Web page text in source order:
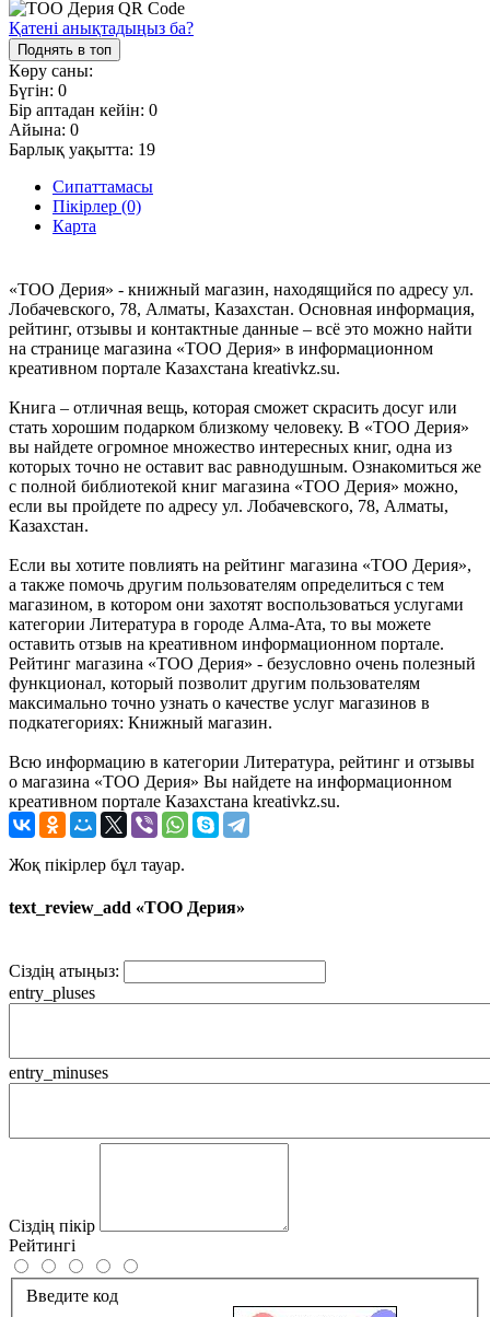
Қатені анықтадыңыз ба?
Поднять в топ
Көру саны:
Бүгін: 0
Бір аптадан кейін: 0
Айына: 0
Барлық уақытта: 19
Сипаттамасы
Пікірлер (0)
Карта
«ТОО Дерия» - книжный магазин, находящийся по адресу ул.
Лобачевского, 78, Алматы, Казахстан. Основная информация,
рейтинг, отзывы и контактные данные – всё это можно найти
на странице магазина «ТОО Дерия» в информационном
креативном портале Казахстана kreativkz.su.
Книга – отличная вещь, которая сможет скрасить досуг или
стать хорошим подарком близкому человеку. В «ТОО Дерия»
вы найдете огромное множество интересных книг, одна из
которых точно не оставит вас равнодушным. Ознакомиться же
с полной библиотекой книг магазина «ТОО Дерия» можно,
если вы пройдете по адресу ул. Лобачевского, 78, Алматы,
Казахстан.
Если вы хотите повлиять на рейтинг магазина «ТОО Дерия»,
а также помочь другим пользователям определиться с тем
магазином, в котором они захотят воспользоваться услугами
категории Литература в городе Алма-Ата, то вы можете
оставить отзыв на креативном информационном портале.
Рейтинг магазина «ТОО Дерия» - безусловно очень полезный
функционал, который позволит другим пользователям
максимально точно узнать о качестве услуг магазинов в
подкатегориях: Книжный магазин.
Всю информацию в категории Литература, рейтинг и отзывы
о магазина «ТОО Дерия» Вы найдете на информационном
креативном портале Казахстана kreativkz.su.
Жоқ пікірлер бұл тауар.
text_review_add «ТОО Дерия»
Сіздің атыңыз:
entry_pluses
entry_minuses
Сіздің пікір
Рейтингі
Введите код